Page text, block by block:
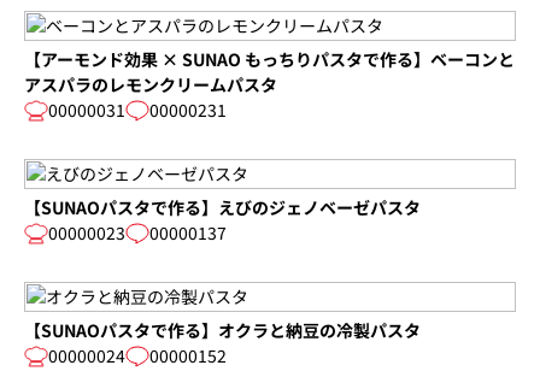
【アーモンド効果 × SUNAO もっちりパスタで作る】ベーコンと
アスパラのレモンクリームパスタ
00000031
00000231
【SUNAOパスタで作る】えびのジェノベーゼパスタ
00000023
00000137
【SUNAOパスタで作る】オクラと納豆の冷製パスタ
00000024
00000152